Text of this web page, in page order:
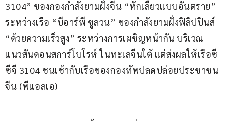
3104” ของกองกำลังยามฝั่งจีน “หักเลี้ยวแบบอันตราย”
ระหว่างเรือ “บีอาร์พี ซูลวน” ของกำลังยามฝั่งฟิลิปปินส์
“ด้วยความเร็วสูง” ระหว่างการเผชิญหน้ากัน บริเวณ
แนวสันดอนสการ์โบโรห์ ในทะเลจีนใต้ แต่ส่งผลให้เรือซี
ซีจี 3104 ชนเช้ากับเรือของกองทัพปลดปล่อยประชาชน
จีน (พีแอลเอ)